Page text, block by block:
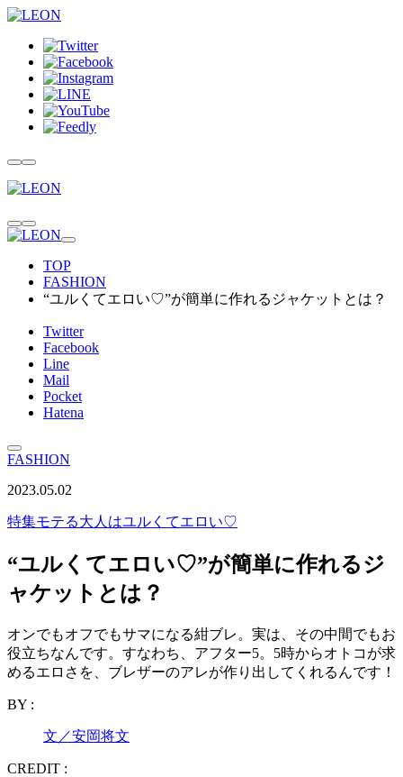
TOP
FASHION
“ユルくてエロい♡”が簡単に作れるジャケットとは？
Twitter
Facebook
Line
Mail
Pocket
Hatena
FASHION
2023.05.02
特集モテる大人はユルくてエロい♡
“ユルくてエロい♡”が簡単に作れるジ
ャケットとは？
オンでもオフでもサマになる紺ブレ。実は、その中間でもお
役立ちなんです。すなわち、アフター5。5時からオトコが求
めるエロさを、ブレザーのアレが作り出してくれるんです！
BY :
文／安岡将文
CREDIT :